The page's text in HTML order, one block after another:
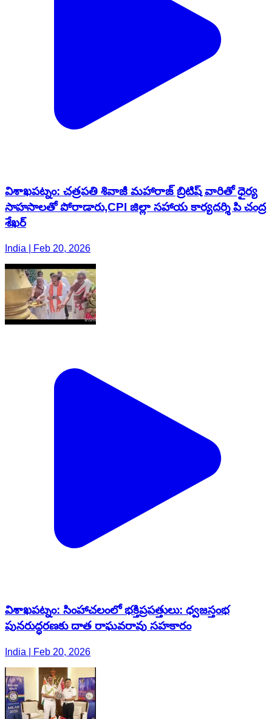
విశాఖపట్నం: చత్రపతి శివాజీ మహారాజ్ బ్రిటిష్ వారితో ధైర్య
సాహసాలతో పోరాడారు,CPI జిల్లా సహాయ కార్యదర్శి పి చంద్ర
శేఖర్
India | Feb 20, 2026
విశాఖపట్నం: సింహాచలంలో భక్తిప్రపత్తులు: ధ్వజస్తంభ
పునరుద్ధరణకు దాత రాఘవరావు సహకారం
India | Feb 20, 2026